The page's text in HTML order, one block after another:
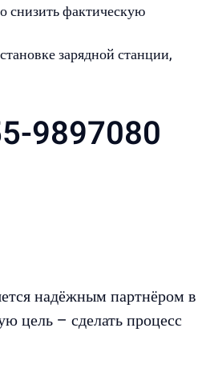
снизить фактическую
зарядной станции,
9897080
надёжным партнёром в
цель – сделать процесс